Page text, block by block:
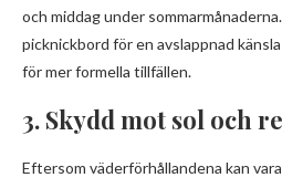
och middag under
picknickbord för en avslappnad
för mer formella tillfällen.
3. Skydd mot sol och
Eftersom väderförhållandena kan